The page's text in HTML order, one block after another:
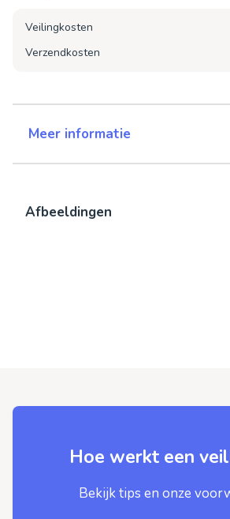
Veilingkosten
Verzendkosten
Meer informatie
Afbeeldingen
Hoe werkt een
Bekijk tips en onze